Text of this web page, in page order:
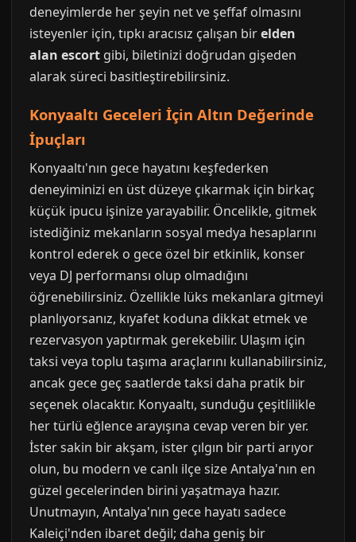
deneyimlerde her şeyin net ve şeffaf olmasını
isteyenler için, tıpkı aracısız çalışan birelden
alan escort gibi, biletinizi doğrudan gişeden
alarak süreci basitleştirebilirsiniz.
Konyaaltı Geceleri İçin Altın Değerinde
İpuçları
Konyaaltı'nın gece hayatını keşfederken
deneyiminizi en üst düzeye çıkarmak için birkaç
küçük ipucu işinize yarayabilir. Öncelikle, gitmek
istediğiniz mekanların sosyal medya hesaplarını
kontrol ederek o gece özel bir etkinlik, konser
veya DJ performansı olup olmadığını
öğrenebilirsiniz. Özellikle lüks mekanlara gitmeyi
planlıyorsanız, kıyafet koduna dikkat etmek ve
rezervasyon yaptırmak gerekebilir. Ulaşım için
taksi veya toplu taşıma araçlarını kullanabilirsiniz,
ancak gece geç saatlerde taksi daha pratik bir
seçenek olacaktır. Konyaaltı, sunduğu çeşitlilikle
her türlü eğlence arayışına cevap veren bir yer.
İster sakin bir akşam, ister çılgın bir parti arıyor
olun, bu modern ve canlı ilçe size Antalya'nın en
güzel gecelerinden birini yaşatmaya hazır.
Unutmayın, Antalya'nın gece hayatı sadece
Kaleiçi'nden ibaret değil; daha geniş bir